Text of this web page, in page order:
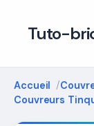
Tuto-
Accueil
Couvreurs